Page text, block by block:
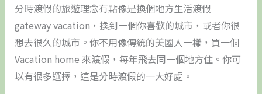
分時渡假的旅遊理念有點像是換個地方生活渡假
gateway vacation，換到一個你喜歡的城市，或者你很
想去很久的城市。你不用像傳統的美國人一樣，買一個
Vacation home 來渡假，每年飛去同一個地方住。你可
以有很多選擇，這是分時渡假的一大好處。